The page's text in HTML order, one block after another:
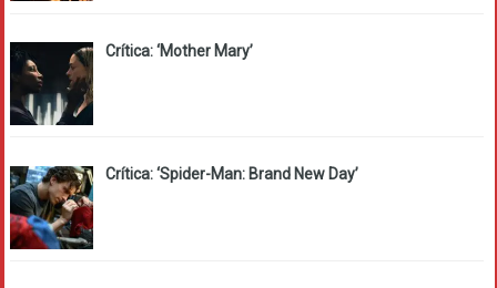
Crítica: ‘Mother Mary’
Crítica: ‘Spider-Man: Brand New Day’